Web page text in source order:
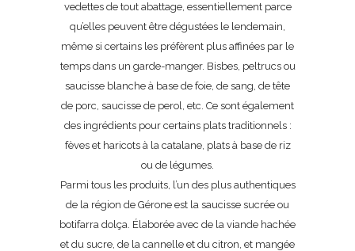
vedettes de tout abattage, essentiellement parce
qu’elles peuvent être dégustées le lendemain,
même si certains les préfèrent plus affinées par le
temps dans un garde-manger. Bisbes, peltrucs ou
saucisse blanche à base de foie, de sang, de tête
de porc, saucisse de perol, etc. Ce sont également
des ingrédients pour certains plats traditionnels :
fèves et haricots à la catalane, plats à base de riz
ou de légumes.
Parmi tous les produits, l’un des plus authentiques
de la région de Gérone est la saucisse sucrée ou
botifarra dolça. Élaborée avec de la viande hachée
et du sucre, de la cannelle et du citron, et mangée